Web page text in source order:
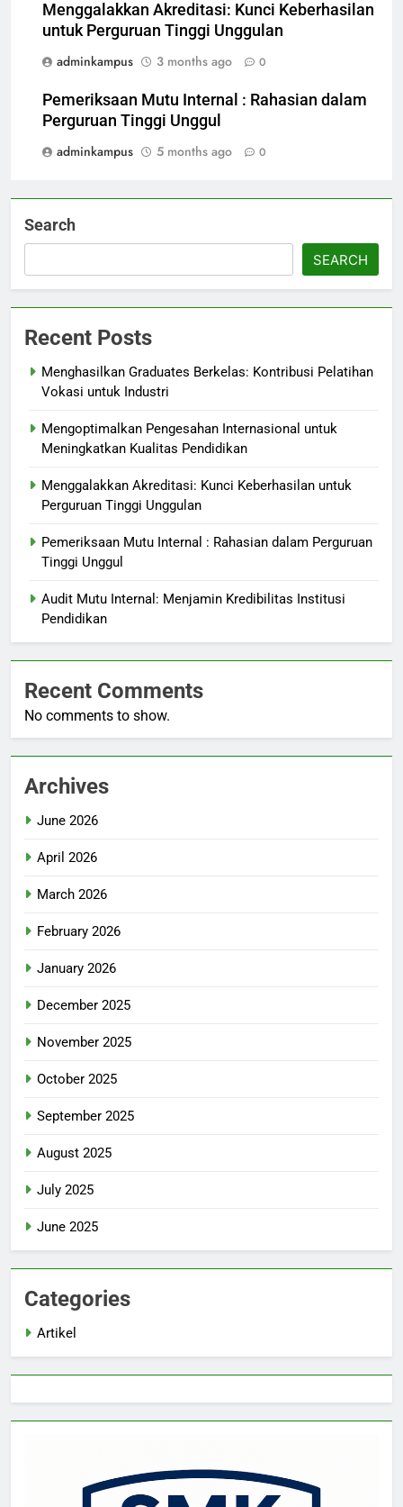
Menggalakkan Akreditasi: Kunci Keberhasilan
untuk Perguruan Tinggi Unggulan
adminkampus
3 months ago 0
Pemeriksaan Mutu Internal : Rahasian dalam
Perguruan Tinggi Unggul
adminkampus
5 months ago 0
Search
SEARCH
Recent Posts
Menghasilkan Graduates Berkelas: Kontribusi Pelatihan
Vokasi untuk Industri
Mengoptimalkan Pengesahan Internasional untuk
Meningkatkan Kualitas Pendidikan
Menggalakkan Akreditasi: Kunci Keberhasilan untuk
Perguruan Tinggi Unggulan
Pemeriksaan Mutu Internal : Rahasian dalam Perguruan
Tinggi Unggul
Audit Mutu Internal: Menjamin Kredibilitas Institusi
Pendidikan
Recent Comments
No comments to show.
Archives
June 2026
April 2026
March 2026
February 2026
January 2026
December 2025
November 2025
October 2025
September 2025
August 2025
July 2025
June 2025
Categories
Artikel